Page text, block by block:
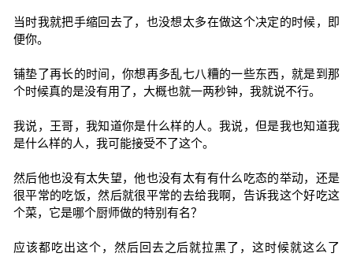
当时我就把手缩回去了，也没想太多在做这个决定的时候，即
便你。
铺垫了再长的时间，你想再多乱七八糟的一些东西，就是到那
个时候真的是没有用了，大概也就一两秒钟，我就说不行。
我说，王哥，我知道你是什么样的人。我说，但是我也知道我
是什么样的人，我可能接受不了这个。
然后他也没有太失望，他也没有太有有什么吃态的举动，还是
很平常的吃饭，然后就很平常的去给我啊，告诉我这个好吃这
个菜，它是哪个厨师做的特别有名？
应该都吃出这个，然后回去之后就拉黑了，这时候就这么了